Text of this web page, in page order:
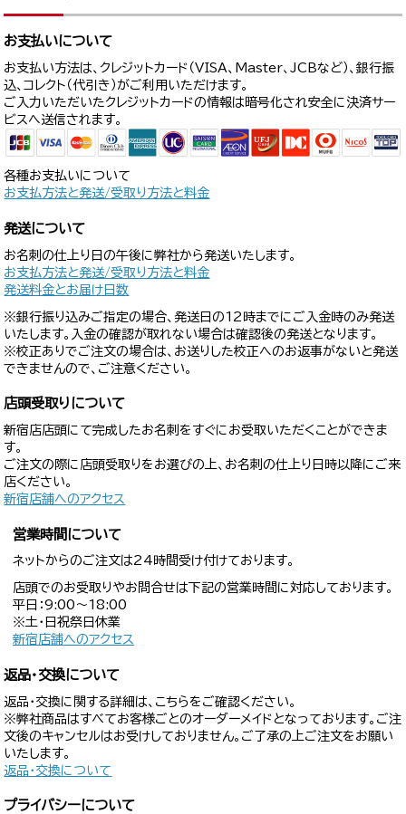
お支払いについて
お支払い方法は、クレジットカード（VISA、Master、JCBなど）、銀行振
込、コレクト（代引き）がご利用いただけます。
ご入力いただいたクレジットカードの情報は暗号化され安全に決済サー
ビスへ送信されます。
各種お支払いについて
お支払方法と発送/受取り方法と料金
発送について
お名刺の仕上り日の午後に弊社から発送いたします。
お支払方法と発送/受取り方法と料金
発送料金とお届け日数
※銀行振り込みご指定の場合、発送日の12時までにご入金時のみ発送
いたします。入金の確認が取れない場合は確認後の発送となります。
※校正ありでご注文の場合は、お送りした校正へのお返事がないと発送
できませんので、ご注意ください。
店頭受取りについて
新宿店店頭にて完成したお名刺をすぐにお受取いただくことができま
す。
ご注文の際に店頭受取りをお選びの上、お名刺の仕上り日時以降にご来
店ください。
新宿店舗へのアクセス
営業時間について
ネットからのご注文は24時間受け付けております。
店頭でのお受取りやお問合せは下記の営業時間に対応しております。
平日：9:00〜18:00
※土・日祝祭日休業
新宿店舗へのアクセス
返品・交換について
返品・交換に関する詳細は、こちらをご確認ください。
※弊社商品はすべてお客様ごとのオーダーメイドとなっております。ご注
文後のキャンセルはお受けしておりません。ご了承の上ご注文をお願い
いたします。
返品・交換について
プライバシーについて